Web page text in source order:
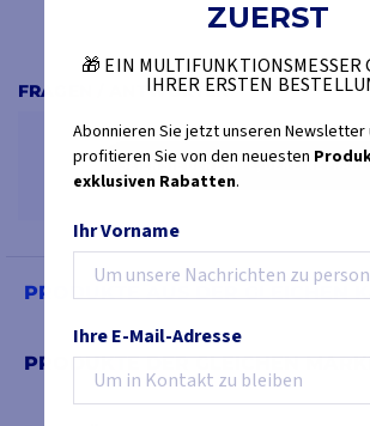
Spannung
Für Boote bis
Maximale Zugkraft
Normaler Stromzug
Maximale Hubgeschwindigkeit
Stromkreisunterbrecher
FRAGEN / ANTWORTEN
SEIEN SIE DER ERSTE, DER EINE FRAGE
PRODUKTE AUS DER GLEICHEN
PRODUKTE DER GLEICHEN
ZUERST
🎁 EIN MULTIFUNKTIONSMESSER
IHRER ERSTEN
Abonnieren Sie jetzt unseren Newsletter
profitieren Sie von den neuesten
exklusiven Rabatten.
Ihr Vorname
Ihre E-Mail-Adresse